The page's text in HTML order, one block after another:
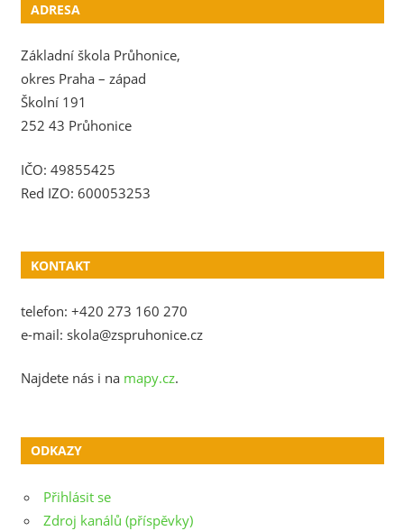
ADRESA
Základní škola Průhonice,
okres Praha – západ
Školní 191
252 43 Průhonice
IČO: 49855425
Red IZO: 600053253
KONTAKT
telefon: +420 273 160 270
e-mail: skola@zspruhonice.cz
Najdete nás i na mapy.cz.
ODKAZY
Přihlásit se
Zdroj kanálů (příspěvky)